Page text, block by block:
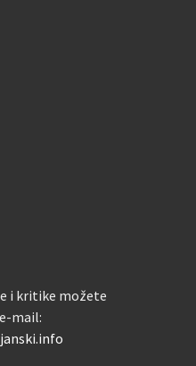
i kritike možete
mail: